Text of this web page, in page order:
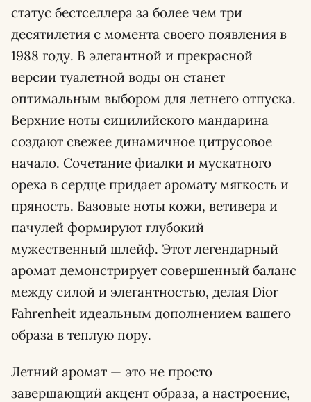
статус бестселлера за более чем три
десятилетия с момента своего появления в
1988 году. В элегантной и прекрасной
версии туалетной воды он станет
оптимальным выбором для летнего отпуска.
Верхние ноты сицилийского мандарина
создают свежее динамичное цитрусовое
начало. Сочетание фиалки и мускатного
ореха в сердце придает аромату мягкость и
пряность. Базовые ноты кожи, ветивера и
пачулей формируют глубокий
мужественный шлейф. Этот легендарный
аромат демонстрирует совершенный баланс
между силой и элегантностью, делая Dior
Fahrenheit идеальным дополнением вашего
образа в теплую пору.
Летний аромат — это не просто
завершающий акцент образа, а настроение,